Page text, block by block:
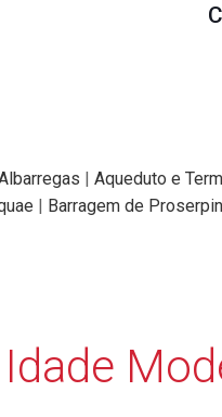
|Aqueduto e
| Barragem de